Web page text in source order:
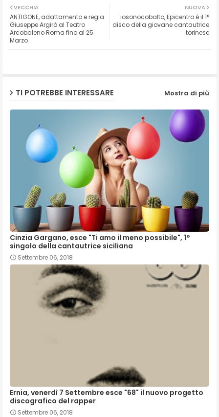
ter ats
NUOVA
iosonocobalto, Epicentro è il 1°
disco della giovane cantautrice
torinese
VECCHIA
ANTIGONE, adattamento e regia
Giuseppe Argirò al Teatro
Arcobaleno Roma fino al 25
Marzo
TI POTREBBE INTERESSARE Mostra di più
Cinzia Gargano, esce "Ti amo il meno possibile", 1°
singolo della cantautrice siciliana
Settembre 06, 2018
Ernia, venerdì 7 Settembre esce "68" il nuovo progetto
discografico del rapper
Settembre 06, 2018